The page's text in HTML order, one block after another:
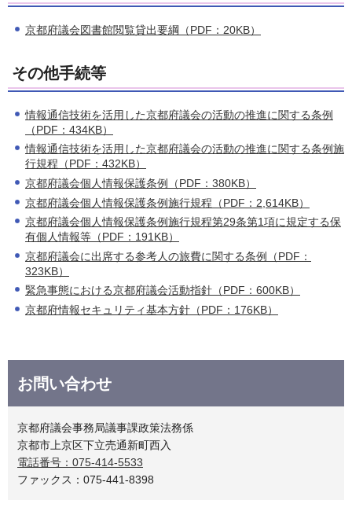
京都府議会図書館閲覧貸出要綱（PDF：20KB）
その他手続等
情報通信技術を活用した京都府議会の活動の推進に関する条例
（PDF：434KB）
情報通信技術を活用した京都府議会の活動の推進に関する条例施
行規程（PDF：432KB）
京都府議会個人情報保護条例（PDF：380KB）
京都府議会個人情報保護条例施行規程（PDF：2,614KB）
京都府議会個人情報保護条例施行規程第29条第1項に規定する保
有個人情報等（PDF：191KB）
京都府議会に出席する参考人の旅費に関する条例（PDF：
323KB）
緊急事態における京都府議会活動指針（PDF：600KB）
京都府情報セキュリティ基本方針（PDF：176KB）
お問い合わせ
京都府議会事務局議事課政策法務係
京都市上京区下立売通新町西入
電話番号：075-414-5533
ファックス：075-441-8398